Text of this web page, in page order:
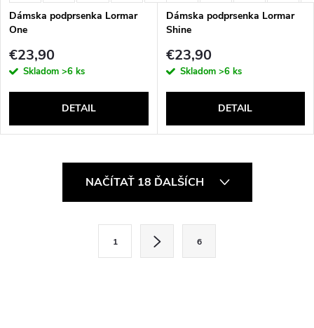
Dámska podprsenka Lormar
One
€23,90
Skladom >6 ks
DETAIL
Dámska podprsenka Lormar
Shine
€23,90
Skladom >6 ks
DETAIL
NAČÍTAŤ 18 ĎALŠÍCH
1 6